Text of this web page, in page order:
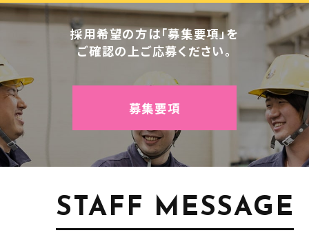
採用希望の方は「募集要項」を
ご確認の上ご応募ください。
募集要項
STAFF MESSAGE